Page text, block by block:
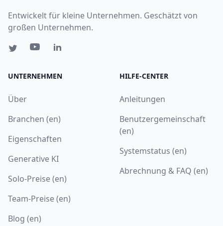
Entwickelt für kleine Unternehmen. Geschätzt von
großen Unternehmen.
UNTERNEHMEN
Über
Branchen (en)
Eigenschaften
Generative KI
Solo-Preise (en)
Team-Preise (en)
Blog (en)
HILFE-CENTER
Anleitungen
Benutzergemeinschaft
(en)
Systemstatus (en)
Abrechnung & FAQ (en)